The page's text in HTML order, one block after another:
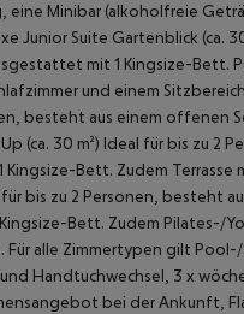
eine Minibar (alkoholfreie
Junior Suite Gartenblick (ca.
mit 1 Kingsize-Bett.
und einem
besteht aus einem offenen
(ca. 30 m²) Ideal für bis zu 2
Bett. Zudem
bis zu 2 Personen, besteht
Bett. Zudem Pilates-/
Für alle Zimmertypen gilt
Handtuchwechsel, 3 x
bei der Ankunft,